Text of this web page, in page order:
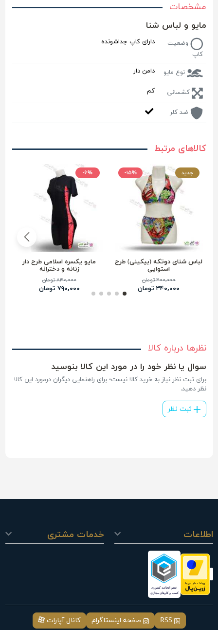
مشخصات
مایو و لباس شنا
وضعیت
کاپ
دارای کاپ جداشونده
نوع مایو دامن دار
کشسانی کم
ضد کلر
کالاهای مرتبط
جدید -۱۵%
لباس شنای دوتکه (بیکینی) طرح
استوایی
۴۰۰,۰۰۰ تومان
۳۴۰,۰۰۰ تومان
-۶%
مایو یکسره اسلامی طرح دار
زنانه و دخترانه
۸۴۰,۰۰۰ تومان
۷۹۰,۰۰۰ تومان
نظرها درباره کالا
سوال یا نظر خود را در مورد این کالا بنوسید
برای ثبت نظر نیاز به خرید کالا نیست؛ برای راهنمایی دیگران درمورد این کالا
نظر دهید.
ثبت نظر
اطلاعات خدمات مشتری
RSS صفحه اینستاگرام کانال آپارات